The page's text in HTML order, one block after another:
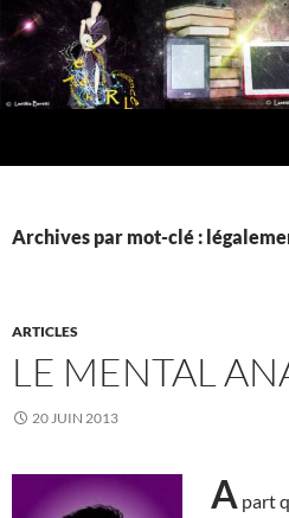
Aller
au
contenu
Archives par mot-clé :
ARTICLES
LE MENTAL
20 JUIN 2013
A part